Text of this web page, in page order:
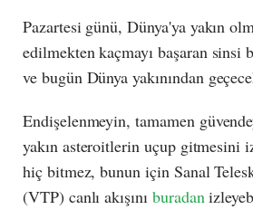
Pazartesi günü, Dünya'ya yakın
edilmekten kaçmayı başaran sinsi
ve bugün Dünya yakınından
Endişelenmeyin, tamamen
yakın asteroitlerin uçup gitmesini
hiç bitmez, bunun için Sanal
(VTP) canlı akışını buradan